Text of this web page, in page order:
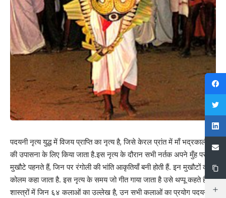
पदयनी नृत्य युद्ध में विजय प्राप्ति का नृत्य है, जिसे केरल प्रांत में माँ भद्रकाली
की उपासना के लिए किया जाता है.इस नृत्य के दौरान सभी नर्तक अपने मुँह पर
मुखौटे पहनते हैं, जिन पर रंगोली की भांति आकृतियाँ बनी होती हैं. इन मुखौटों को
कोलम कहा जाता है. इस नृत्य के समय जो गीत गाया जाता है उसे थप्पू कहते हैं.
शास्त्रों में जिन ६४ कलाओं का उल्लेख है, उन सभी कलाओं का प्रयोग पदयनी